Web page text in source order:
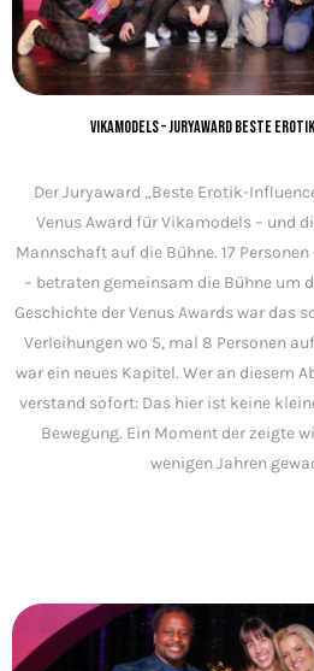
Vikamodels – Juryaward Beste
Der Juryaward „Beste Erotik-
Venus Award für Vikamodels – und
Mannschaft auf die Bühne. 17
– betraten gemeinsam die Bühne um
Geschichte der Venus Awards war das
Verleihungen wo 5, mal 8 Personen
war ein neues Kapitel. Wer an diesem
verstand sofort: Das hier ist keine
Bewegung. Ein Moment der zeigte
wenigen Jahren